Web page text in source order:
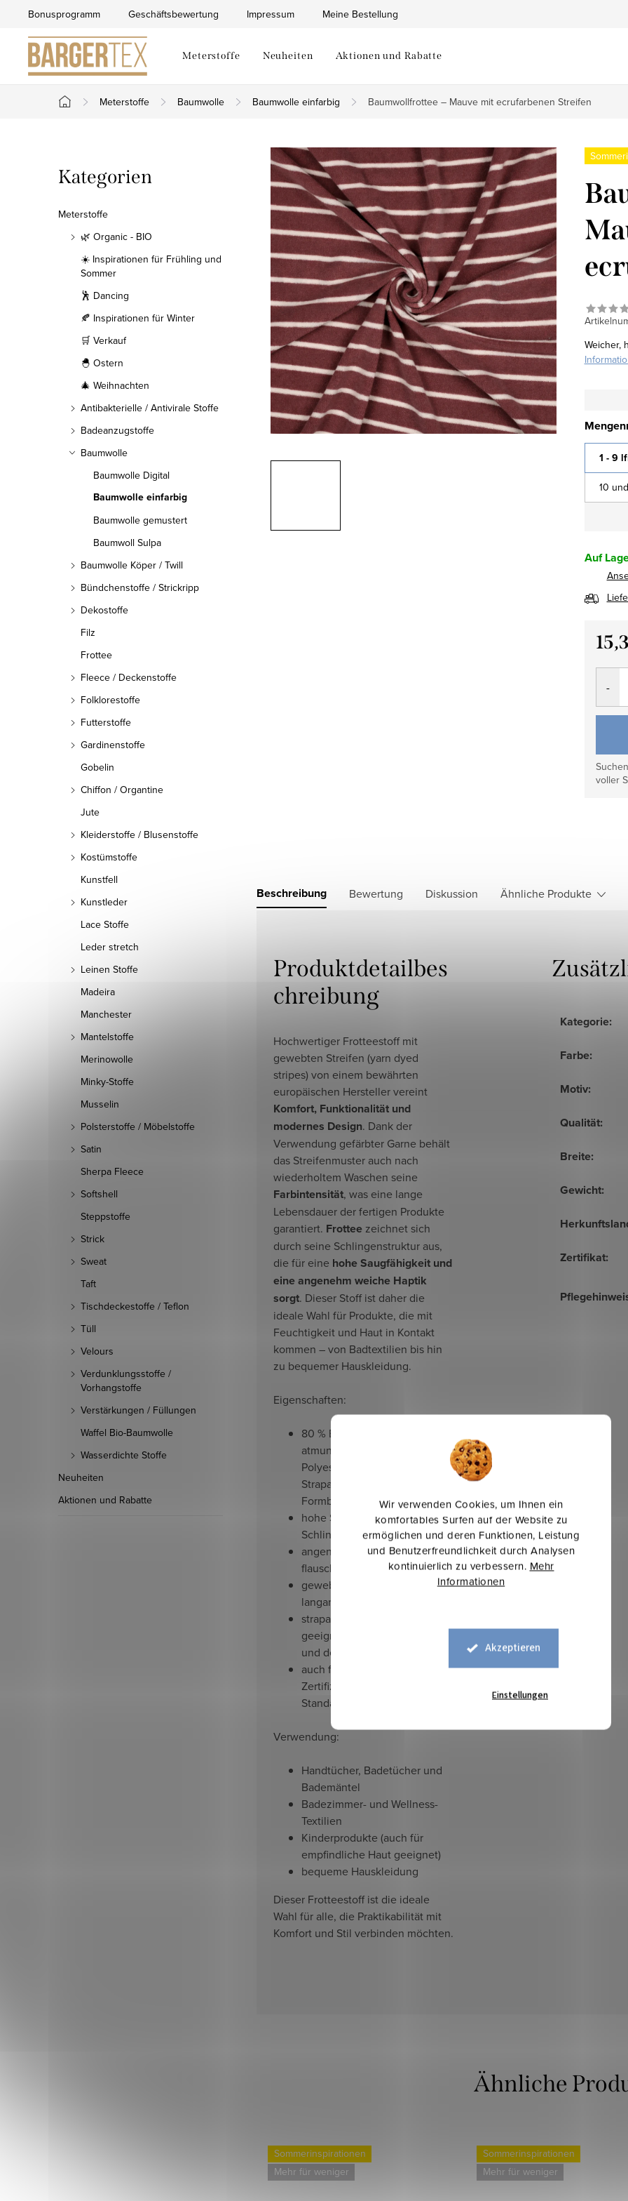
Wir verwenden Cookies, um Ihnen ein
komfortables Surfen auf der Website zu
ermöglichen und deren Funktionen, Leistung
und Benutzerfreundlichkeit durch Analysen
kontinuierlich zu verbessern. Mehr
Informationen
Akzeptieren
Einstellungen
springen
Bonusprogramm Geschäftsbewertung Impressum Meine Bestellung
Meterstoffe Neuheiten Aktionen und Rabatte
Startseite
Meterstoffe Baumwolle Baumwolle einfarbig Baumwollfrottee – Mauve mit ecrufarbenen Streifen
e
i
Kategorien
überspringen
Kategorien
Meterstoffe
🌿 Organic - BIO
☀️ Inspirationen für Frühling und
Sommer
🕺 Dancing
🍂 Inspirationen für Winter
🛒 Verkauf
🐣 Ostern
🎄 Weihnachten
Antibakterielle / Antivirale Stoffe
Badeanzugstoffe
Baumwolle
Baumwolle Digital
Baumwolle einfarbig
Baumwolle gemustert
Baumwoll Sulpa
Baumwolle Köper / Twill
Bündchenstoffe / Strickripp
Dekostoffe
Filz
Frottee
Fleece / Deckenstoffe
Folklorestoffe
Futterstoffe
Gardinenstoffe
Gobelin
Chiffon / Organtine
Jute
Kleiderstoffe / Blusenstoffe
Kostümstoffe
Kunstfell
Kunstleder
Lace Stoffe
Leder stretch
Leinen Stoffe
Madeira
Manchester
Mantelstoffe
Merinowolle
Minky-Stoffe
Musselin
Polsterstoffe / Möbelstoffe
Satin
Sherpa Fleece
Softshell
Steppstoffe
Strick
Sweat
Taft
Tischdeckestoffe / Teflon
Tüll
Velours
Verdunklungsstoffe /
Vorhangstoffe
Verstärkungen / Füllungen
Waffel Bio-Baumwolle
Wasserdichte Stoffe
Neuheiten
Aktionen und Rabatte
Weicher,
1 - 9
10
Auf
voller
Beschreibung Bewertung Diskussion Ähnliche Produkte
Produktdetailbes
chreibung
Hochwertiger Frotteestoff mit
gewebten Streifen (yarn dyed
stripes) von einem bewährten
europäischen Hersteller vereint
Komfort, Funktionalität und
modernes Design. Dank der
Verwendung gefärbter Garne behält
das Streifenmuster auch nach
wiederholtem Waschen seine
Farbintensität, was eine lange
Lebensdauer der fertigen Produkte
garantiert. Frottee zeichnet sich
durch seine Schlingenstruktur aus,
die für eine hohe Saugfähigkeit und
eine angenehm weiche Haptik
sorgt. Dieser Stoff ist daher die
ideale Wahl für Produkte, die mit
Feuchtigkeit und Haut in Kontakt
kommen – von Badtextilien bis hin
zu bequemer Hauskleidung.
Eigenschaften:
80 % Baumwolle – natürliches,
atmungsaktives Material, 20 %
Polyester – für höhere
Strapazierfähigkeit und
Formbeständigkeit
hohe Saugfähigkeit dank
Schlingenstruktur
angenehm weich und
flauschig
gewebte Streifen –
langanhaltende Farbbrillanz
strapazierfähiges Material,
geeignet für häufiges Waschen
und den täglichen Gebrauch
auch für Kinder geeignet dank
Zertifizierung nach Oeko-Tex
Standard 100 (Klasse 1)
Verwendung:
Handtücher, Badetücher und
Bademäntel
Badezimmer- und Wellness-
Textilien
Kinderprodukte (auch für
empfindliche Haut geeignet)
bequeme Hauskleidung
Dieser Frotteestoff ist die ideale
Wahl für alle, die Praktikabilität mit
Komfort und Stil verbinden möchten.
Kategorie:
Farbe:
Motiv:
Qualität:
Breite:
Gewicht:
Zertifikat:
Sommerinspirationen
Mehr für weniger
Sommerinspirationen
Mehr für weniger